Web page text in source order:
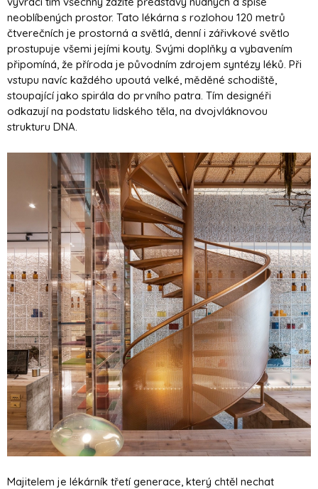
neoblíbených prostor. Tato lékárna s rozlohou 120 metrů
čtverečních je prostorná a světlá, denní i zářivkové světlo
prostupuje všemi jejími kouty. Svými doplňky a vybavením
připomíná, že příroda je původním zdrojem syntézy léků. Při
vstupu navíc každého upoutá velké, měděné schodiště,
stoupající jako spirála do prvního patra. Tím designéři
odkazují na podstatu lidského těla, na dvojvláknovou
strukturu DNA.
Majitelem je lékárník třetí generace, který chtěl nechat